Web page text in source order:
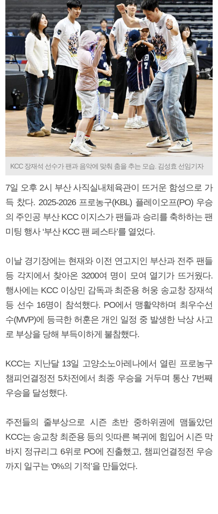
KCC 장재석 선수가 팬과 음악에 맞춰 춤을 추는 모습. 김성효 선임기자
7일 오후 2시 부산 사직실내체육관이 뜨거운 함성으로 가
득 찼다. 2025-2026 프로농구(KBL) 플레이오프(PO) 우승
의 주인공 부산 KCC 이지스가 팬들과 승리를 축하하는 팬
미팅 행사 ‘부산 KCC 팬 페스타’를 열었다.
이날 경기장에는 현재와 이전 연고지인 부산과 전주 팬들
등 각지에서 찾아온 3200여 명이 모여 열기가 뜨거웠다.
행사에는 KCC 이상민 감독과 최준용 허웅 송교창 장재석
등 선수 16명이 참석했다. PO에서 맹활약하며 최우수선
수(MVP)에 등극한 허훈은 개인 일정 중 발생한 낙상 사고
로 부상을 당해 부득이하게 불참했다.
KCC는 지난달 13일 고양소노아레나에서 열린 프로농구
챔피언결정전 5차전에서 최종 우승을 거두며 통산 7번째
우승을 달성했다.
주전들의 줄부상으로 시즌 초반 중하위권에 맴돌았던
KCC는 송교창 최준용 등의 잇따른 복귀에 힘입어 시즌 막
바지 정규리그 6위로 PO에 진출했고, 챔피언결정전 우승
까지 일구는 ‘0%의 기적’을 만들었다.